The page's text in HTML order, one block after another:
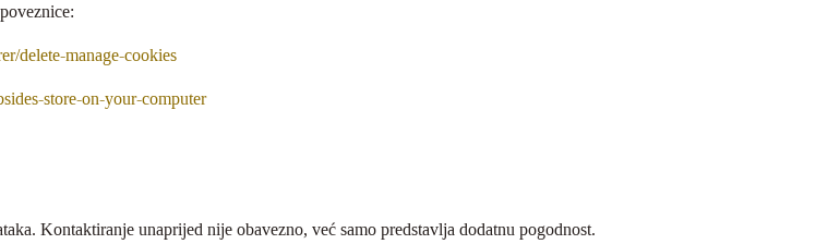
delete-manage-cookies
store-on-your-computer
Kontaktiranje unaprijed nije obavezno, već samo predstavlja dodatnu pogodnost.